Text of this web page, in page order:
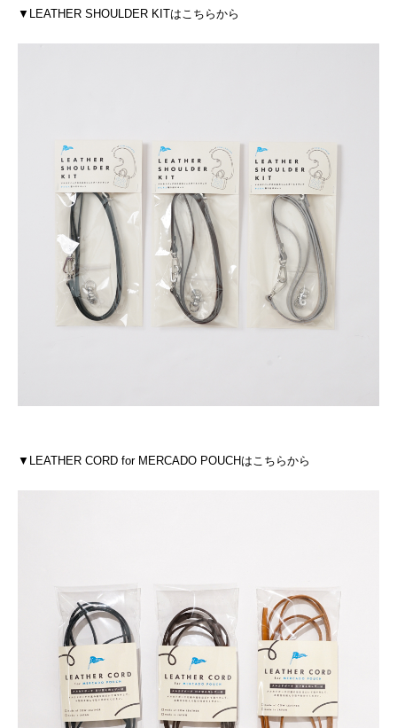
▼LEATHER SHOULDER KITはこちらから
▼LEATHER CORD for MERCADO POUCHはこちらから